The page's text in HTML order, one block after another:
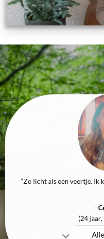
“Zo licht als een veertje. Ik
–
(24